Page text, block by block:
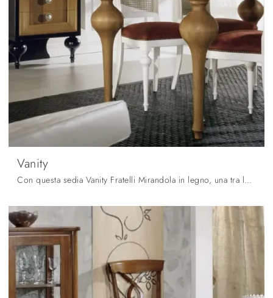
Vanity
Con questa sedia Vanity Fratelli Mirandola in legno, una tra le nostre sedute fisse classiche, potrai valorizzare i tuoi spazi.